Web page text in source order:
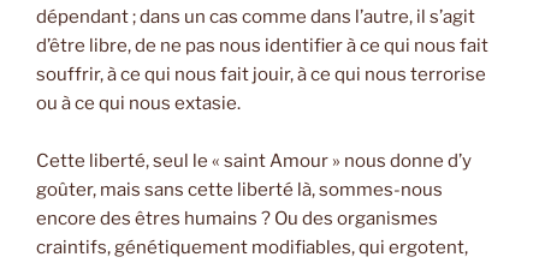
dépendant ; dans un cas comme dans l’autre, il s’agit
d’être libre, de ne pas nous identifier à ce qui nous fait
souffrir, à ce qui nous fait jouir, à ce qui nous terrorise
ou à ce qui nous extasie.
Cette liberté, seul le « saint Amour » nous donne d’y
goûter, mais sans cette liberté là, sommes-nous
encore des êtres humains ? Ou des organismes
craintifs, génétiquement modifiables, qui ergotent,